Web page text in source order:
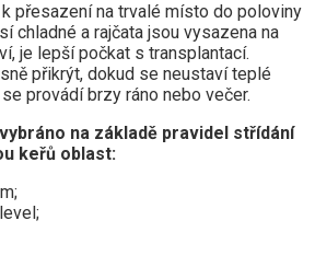
přesazení na trvalé místo do poloviny
chladné a rajčata jsou vysazena na
je lepší počkat s transplantací.
přikrýt, dokud se neustaví teplé
provádí brzy ráno nebo večer.
na základě pravidel střídání
keřů oblast: